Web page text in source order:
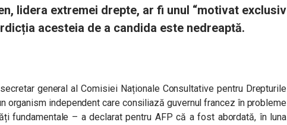
lidera extremei drepte, ar fi unul “motivat exclusiv
acesteia de a candida este nedreaptă.
general al Comisiei Naționale Consultative pentru Drepturile
organism independent care consiliază guvernul francez în probleme
fundamentale – a declarat pentru AFP că a fost abordată, în luna